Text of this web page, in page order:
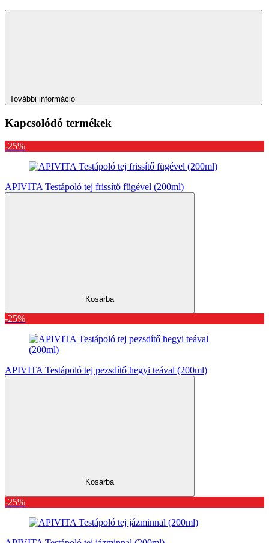
További információ
Kapcsolódó termékek
-25%
APIVITA Testápoló tej frissítő fügével (200ml)
Kosárba
-25%
APIVITA Testápoló tej pezsdítő hegyi teával (200ml)
Kosárba
-25%